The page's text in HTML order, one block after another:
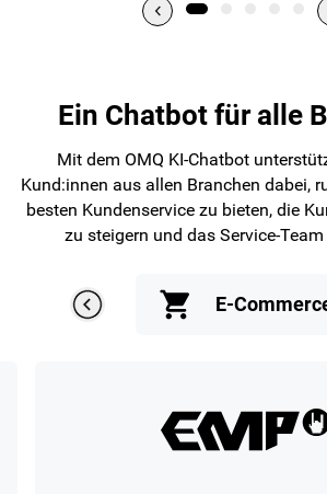
Ein Chatbot für alle
Mit dem OMQ KI-Chatbot
Kund:innen aus allen Branchen dabei,
besten Kundenservice zu bieten, die
zu steigern und das Service-
E-